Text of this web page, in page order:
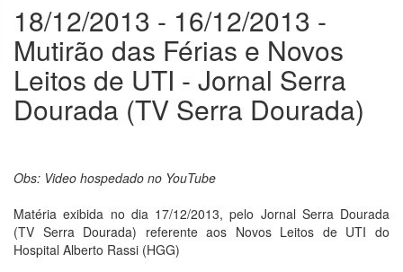
18/12/2013 - 16/12/2013 -
Mutirão das Férias e Novos
Leitos de UTI - Jornal Serra
Dourada (TV Serra Dourada)
Obs: Video hospedado no YouTube
Matéria exibida no dia 17/12/2013, pelo Jornal Serra Dourada
(TV Serra Dourada) referente aos Novos Leitos de UTI do
Hospital Alberto Rassi (HGG)